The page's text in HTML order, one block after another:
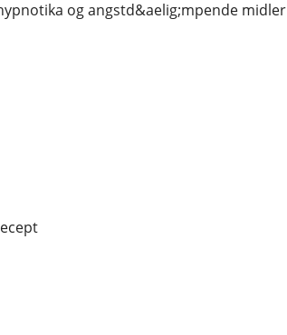
og angstd&aelig;mpende midler